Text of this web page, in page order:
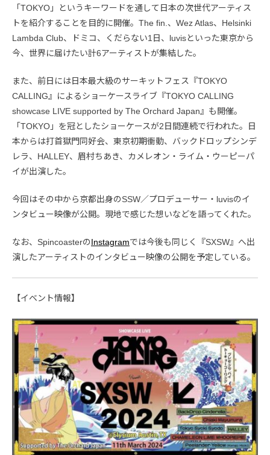
「TOKYO」というキーワードを通して日本の次世代アーティス
トを紹介することを目的に開催。The fin.、Wez Atlas、Helsinki
Lambda Club、ドミコ、くだらない1日、luvisといった東京から
今、世界に届けたい計6アーティストが集結した。
また、前日には日本最大級のサーキットフェス『TOKYO
CALLING』によるショーケースライブ『TOKYO CALLING
showcase LIVE supported by The Orchard Japan』も開催。
「TOKYO」を冠としたショーケースが2日間連続で行われた。日
本からは打首獄門同好会、東京初期衝動、バックドロップシンデ
レラ、HALLEY、眉村ちあき、カメレオン・ライム・ウーピーパ
イが出演した。
今回はその中から京都出身のSSW／プロデューサー・luvisのイ
ンタビュー映像が公開。現地で感じた想いなどを語ってくれた。
なお、SpincoasterのInstagramでは今後も同じく『SXSW』へ出
演したアーティストのインタビュー映像の公開を予定している。
【イベント情報】